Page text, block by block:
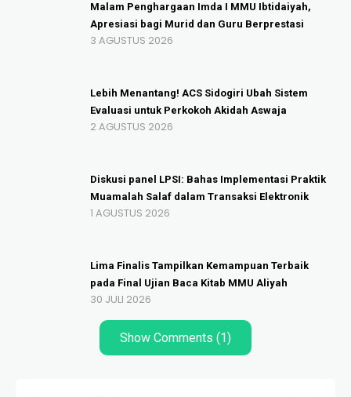
Malam Penghargaan Imda I MMU Ibtidaiyah,
Apresiasi bagi Murid dan Guru Berprestasi
3 AGUSTUS 2026
Lebih Menantang! ACS Sidogiri Ubah Sistem
Evaluasi untuk Perkokoh Akidah Aswaja
2 AGUSTUS 2026
Diskusi panel LPSI: Bahas Implementasi Praktik
Muamalah Salaf dalam Transaksi Elektronik
1 AGUSTUS 2026
Lima Finalis Tampilkan Kemampuan Terbaik
pada Final Ujian Baca Kitab MMU Aliyah
30 JULI 2026
Show Comments (1)